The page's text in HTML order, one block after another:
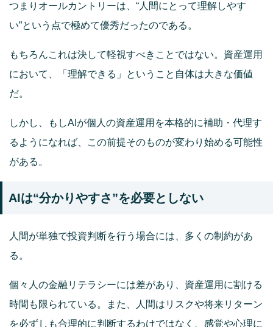
つまりオールカントリーは、“人間にとって理解しやす
い”という点で極めて優秀だったのである。
もちろんこれは決して軽視すべきことではない。資産運用
において、「理解できる」ということ自体は大きな価値
だ。
しかし、もしAIが個人の資産運用を本格的に補助・代理す
るようになれば、この前提そのものが変わり始める可能性
がある。
AIは“分かりやすさ”を必要としない
人間が単独で投資判断を行う場合には、多くの制約があ
る。
個々人の金融リテラシーには差があり、資産運用に割ける
時間も限られている。また、人間はリスクや将来リターン
を必ずしも合理的に判断するわけではなく、感覚や心理に